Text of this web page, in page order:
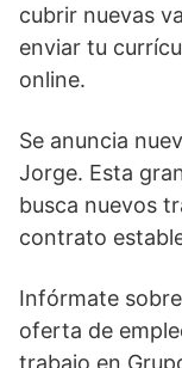
cubrir nuevas
enviar tu
online.
Se anuncia
Jorge. Esta
busca nuevos
contrato
Infórmate
oferta de
trabajo en